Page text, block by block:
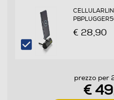
USB tipo-C
Alimentazione
Alimentatore non incluso
€ 28,90
prezzo per
€